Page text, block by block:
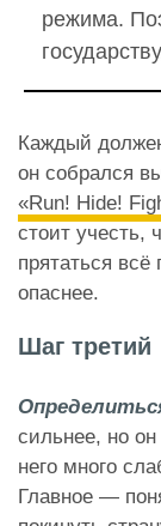
режима.
Каждый
он собрался
«Run! Hide!
стоит учесть,
прятаться
опаснее.
Шаг третий
сильнее, но он
него много
Главное —